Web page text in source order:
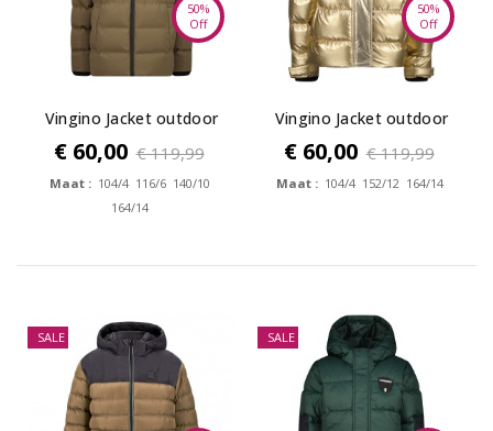
50%
Off
Vingino Jacket outdoor
Tigel
€ 60,00 € 119,99
Maat : 104/4 116/6 140/10
164/14
50%
Off
Vingino Jacket outdoor
Toly
€ 60,00 € 119,99
Maat : 104/4 152/12 164/14
SALE SALE